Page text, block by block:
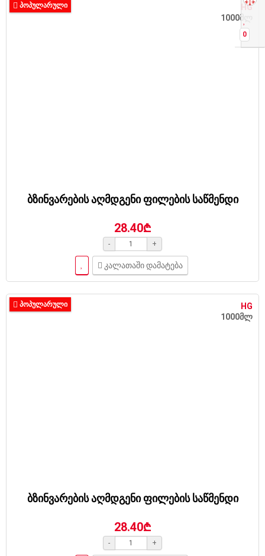
0
HG
1000მლ
ᲞᲝᲞᲣᲚᲐᲠᲣᲚᲘ
ბზინვარების აღმდგენი ფილების საწმენდი
28.40₾
- +
კალათაში დამატება
HG
1000მლ
ᲞᲝᲞᲣᲚᲐᲠᲣᲚᲘ
ბზინვარების აღმდგენი ფილების საწმენდი
28.40₾
- +